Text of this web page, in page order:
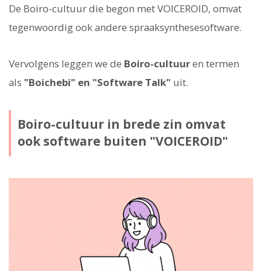
De Boiro-cultuur die begon met VOICEROID, omvat
tegenwoordig ook andere spraaksynthesesoftware.
Vervolgens leggen we de Boiro-cultuuren termen
als "Boichebi" en "Software Talk" uit.
Boiro-cultuur in brede zin omvat
ook software buiten "VOICEROID"